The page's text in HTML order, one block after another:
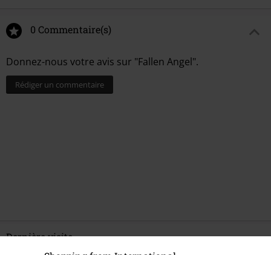
0 Commentaire(s)
Donnez-nous votre avis sur "Fallen Angel".
Rédiger un commentaire
Dernière visite